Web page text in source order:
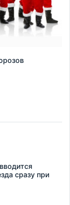
сразу при